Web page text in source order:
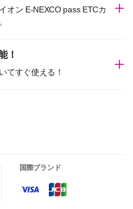
オン E-NEXCO pass ETCカ
！
てすぐ使える！
国際ブランド